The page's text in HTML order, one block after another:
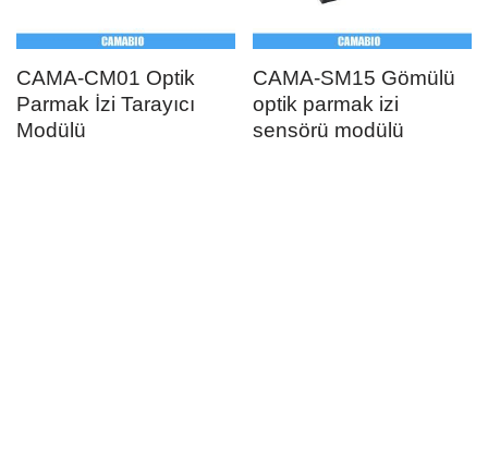
CAMA-CM01 Optik
Parmak İzi Tarayıcı
Modülü
CAMA-SM15 Gömülü
optik parmak izi
sensörü modülü